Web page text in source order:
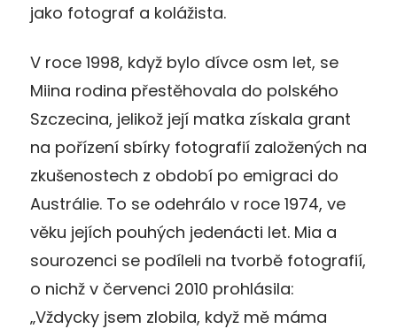
jako fotograf a kolážista.
V roce 1998, když bylo dívce osm let, se
Miina rodina přestěhovala do polského
Szczecina, jelikož její matka získala grant
na pořízení sbírky fotografií založených na
zkušenostech z období po emigraci do
Austrálie. To se odehrálo v roce 1974, ve
věku jejích pouhých jedenácti let. Mia a
sourozenci se podíleli na tvorbě fotografií,
o nichž v červenci 2010 prohlásila:
„Vždycky jsem zlobila, když mě máma